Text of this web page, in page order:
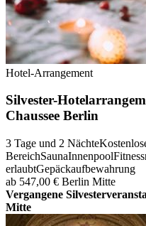
Hotel-Arrangement
Silvester-
Chaussee Berlin
3 Tage und 2 Nächte
BereichSaunaInnenpool
erlaubtGepäckaufbewahrung
ab 547,00 € Berlin Mitte
Vergangene
Mitte